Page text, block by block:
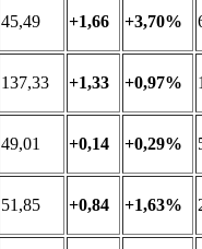
45,49 +1,66 +3,70%
137,33 +1,33 +0,97%
49,01 +0,14 +0,29%
51,85 +0,84 +1,63%